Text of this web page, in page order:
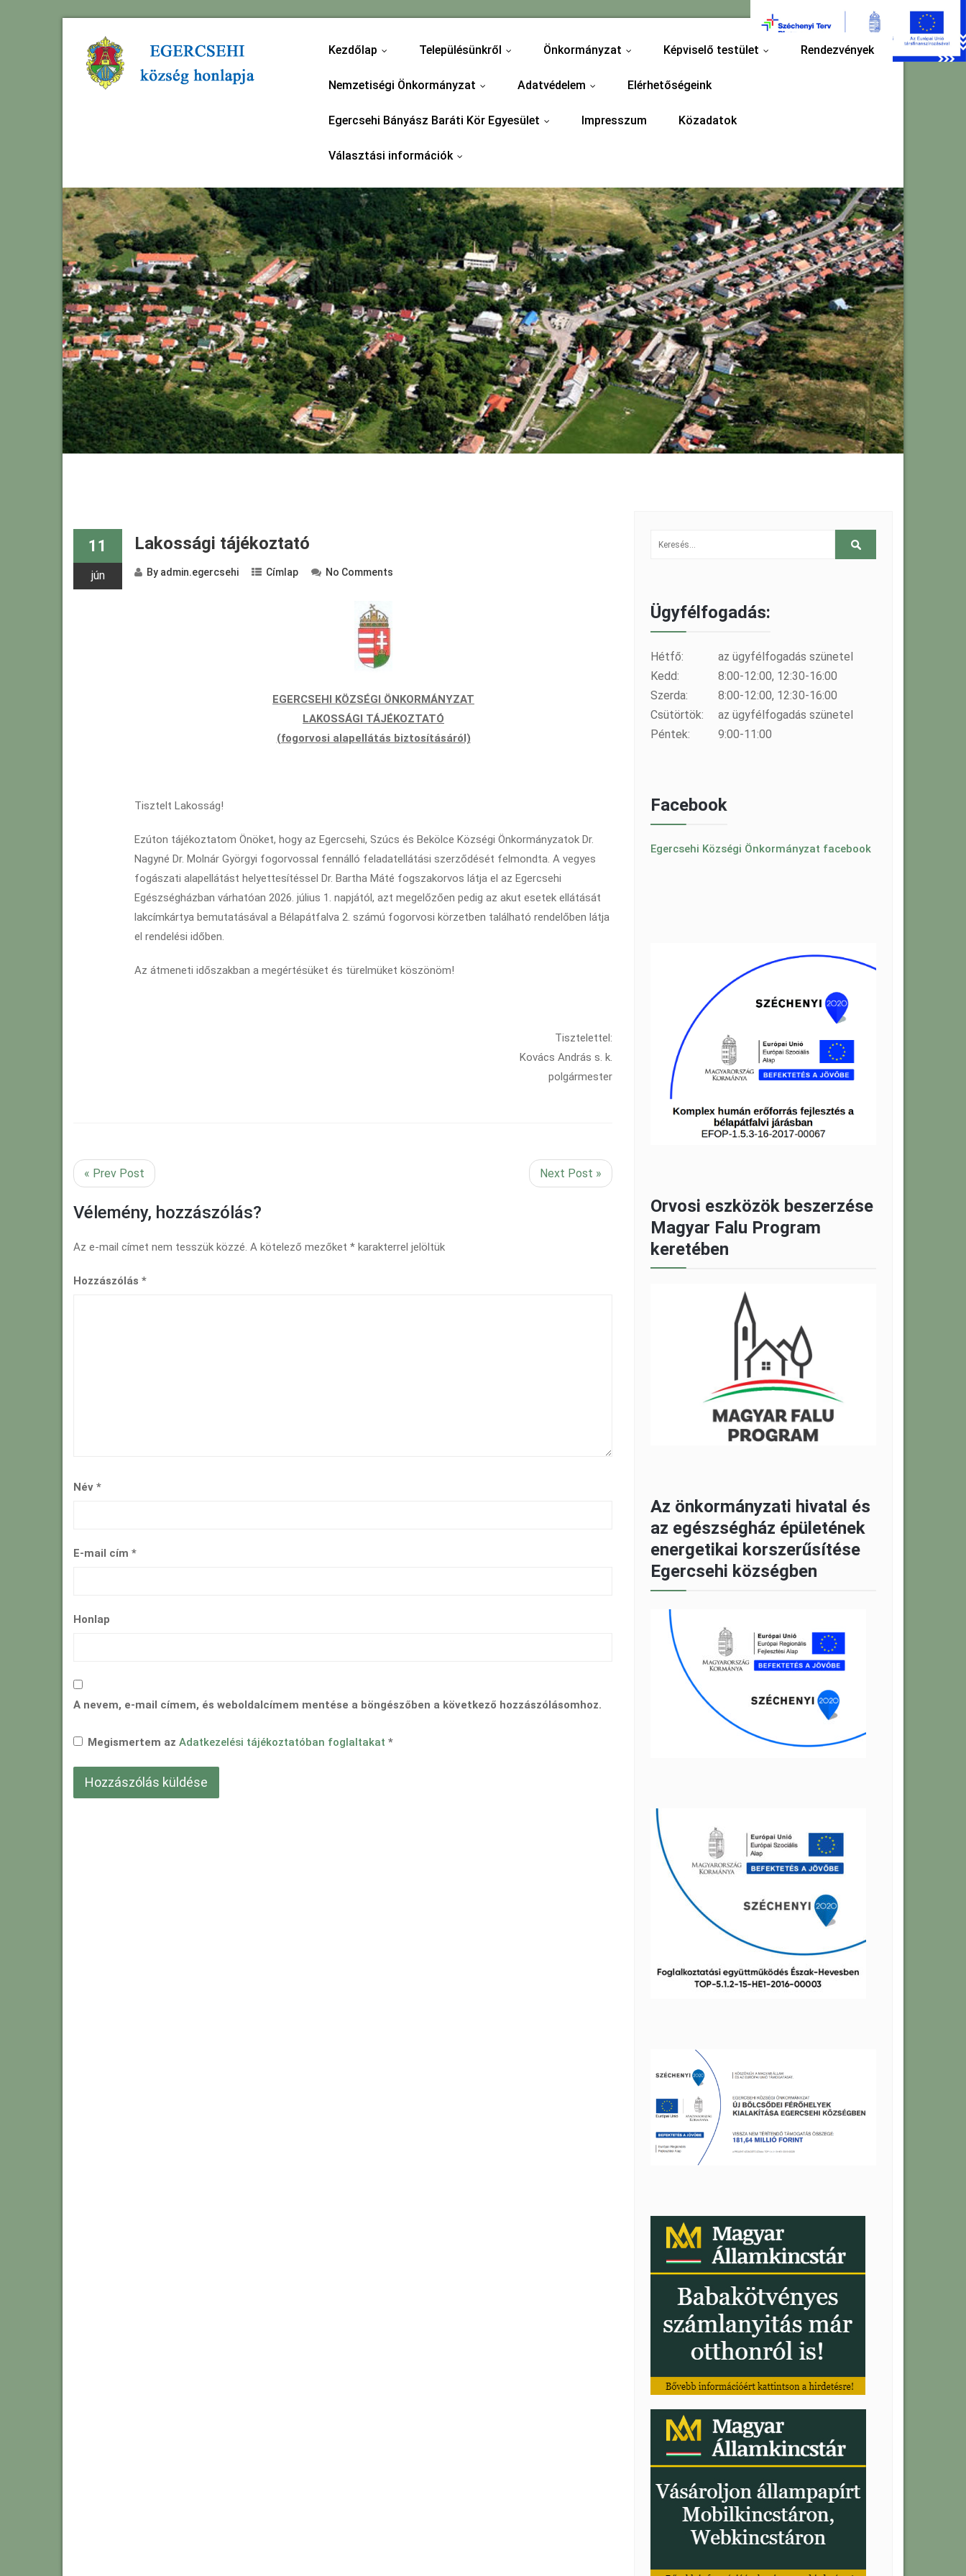
Kezdőlap Településünkről Önkormányzat Képviselő testület Rendezvények
Nemzetiségi Önkormányzat Adatvédelem Elérhetőségeink
Egercsehi Bányász Baráti Kör Egyesület Impresszum Közadatok
Választási információk
11
jún
Lakossági tájékoztató
By admin.egercsehi Címlap No Comments
EGERCSEHI KÖZSÉGI ÖNKORMÁNYZAT
LAKOSSÁGI TÁJÉKOZTATÓ
(fogorvosi alapellátás biztosításáról)
Tisztelt Lakosság!
Ezúton tájékoztatom Önöket, hogy az Egercsehi, Szúcs és Bekölce Községi Önkormányzatok Dr.
Nagyné Dr. Molnár Györgyi fogorvossal fennálló feladatellátási szerződését felmondta. A vegyes
fogászati alapellátást helyettesítéssel Dr. Bartha Máté fogszakorvos látja el az Egercsehi
Egészségházban várhatóan 2026. július 1. napjától, azt megelőzően pedig az akut esetek ellátását
lakcímkártya bemutatásával a Bélapátfalva 2. számú fogorvosi körzetben található rendelőben látja
el rendelési időben.
Az átmeneti időszakban a megértésüket és türelmüket köszönöm!
Tisztelettel:
Kovács András s. k.
polgármester
« Prev Post Next Post »
Vélemény, hozzászólás?
Az e-mail címet nem tesszük közzé. A kötelező mezőket * karakterrel jelöltük
Hozzászólás *
Név *
E-mail cím *
Honlap
A nevem, e-mail címem, és weboldalcímem mentése a böngészőben a következő hozzászólásomhoz.
Megismertem az Adatkezelési tájékoztatóban foglaltakat *
Ügyfélfogadás:
Hétfő:
az ügyfélfogadás szünetel
Kedd:
8:00-12:00, 12:30-16:00
Szerda:
8:00-12:00, 12:30-16:00
Csütörtök:
az ügyfélfogadás szünetel
Péntek:
9:00-11:00
Facebook
Egercsehi Községi Önkormányzat facebook
Orvosi eszközök beszerzése
Magyar Falu Program
keretében
Az önkormányzati hivatal és
az egészségház épületének
energetikai korszerűsítése
Egercsehi községben